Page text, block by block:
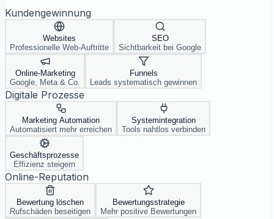
Kundengewinnung
Websites
Professionelle Web-Auftritte
SEO
Sichtbarkeit bei Google
Online-Marketing
Google, Meta & Co.
Funnels
Leads systematisch gewinnen
Digitale Prozesse
Marketing Automation
Automatisiert mehr erreichen
Systemintegration
Tools nahtlos verbinden
Geschäftsprozesse
Effizienz steigern
Online-Reputation
Bewertung löschen
Rufschäden beseitigen
Bewertungsstrategie
Mehr positive Bewertungen